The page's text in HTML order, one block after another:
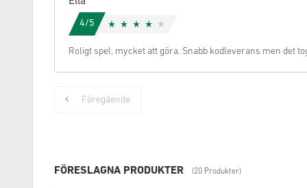
4/5
Roligt spel, mycket att göra. Snabb kodleverans men det
Föregående
FÖRESLAGNA PRODUKTER (20 Produkter)